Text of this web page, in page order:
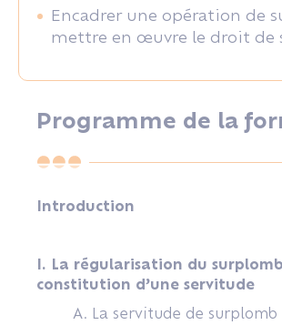
Encadrer une opération de
mettre en œuvre le droit de
Programme de la
Introduction
I. La régularisation du
constitution d’une servitude
A. La servitude de surplomb